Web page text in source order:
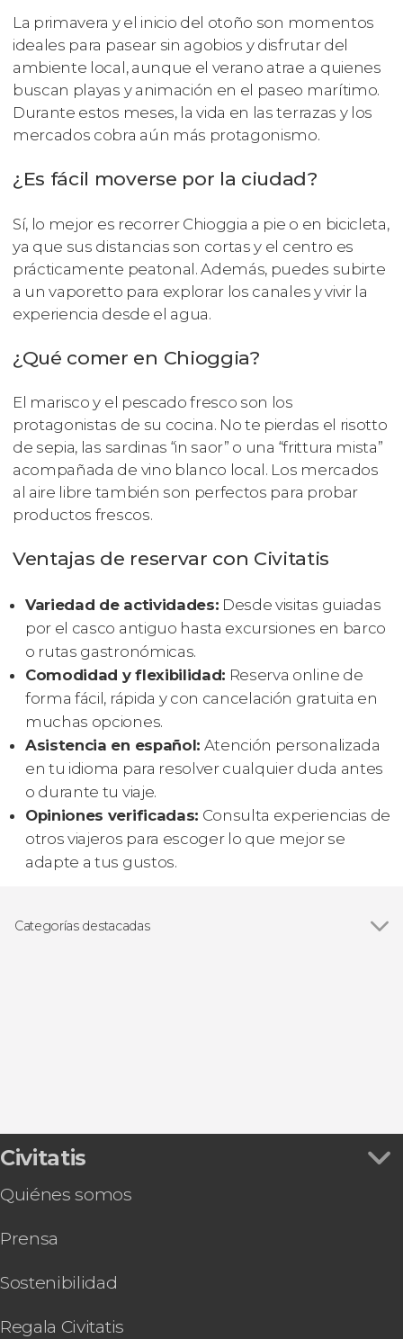
La primavera y el inicio del otoño son momentos
ideales para pasear sin agobios y disfrutar del
ambiente local, aunque el verano atrae a quienes
buscan playas y animación en el paseo marítimo.
Durante estos meses, la vida en las terrazas y los
mercados cobra aún más protagonismo.
¿Es fácil moverse por la ciudad?
Sí, lo mejor es recorrer Chioggia a pie o en bicicleta,
ya que sus distancias son cortas y el centro es
prácticamente peatonal. Además, puedes subirte
a un vaporetto para explorar los canales y vivir la
experiencia desde el agua.
¿Qué comer en Chioggia?
El marisco y el pescado fresco son los
protagonistas de su cocina. No te pierdas el risotto
de sepia, las sardinas “in saor” o una “frittura mista”
acompañada de vino blanco local. Los mercados
al aire libre también son perfectos para probar
productos frescos.
Ventajas de reservar con Civitatis
Variedad de actividades: Desde visitas guiadas
por el casco antiguo hasta excursiones en barco
o rutas gastronómicas.
Comodidad y flexibilidad: Reserva online de
forma fácil, rápida y con cancelación gratuita en
muchas opciones.
Asistencia en español: Atención personalizada
en tu idioma para resolver cualquier duda antes
o durante tu viaje.
Opiniones verificadas: Consulta experiencias de
otros viajeros para escoger lo que mejor se
adapte a tus gustos.
Categorías destacadas
Civitatis
Quiénes somos
Prensa
Sostenibilidad
Regala Civitatis